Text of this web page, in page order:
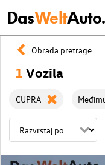
DasWeltAuto.
Obrada pretrage
1 Vozila
CUPRA